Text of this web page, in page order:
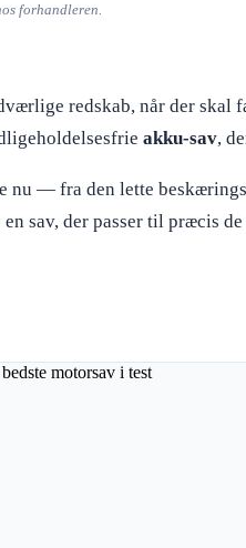
forhandleren.
redskab, når der skal
akku-sav,
nu — fra den lette
sav, der passer til præcis